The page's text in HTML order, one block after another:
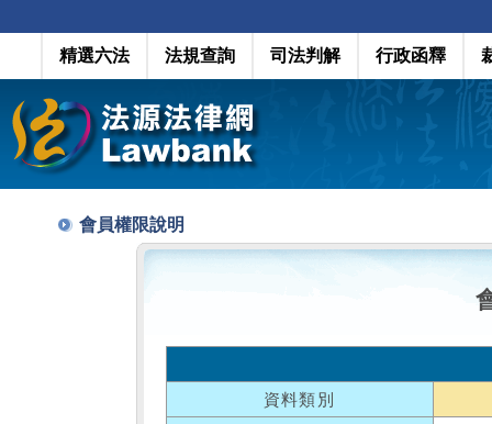
精選六法 法規查詢 司法判解 行政函釋
會員權限說明
資料類別